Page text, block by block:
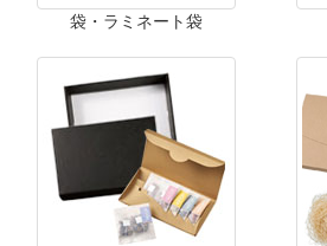
袋・ラミネート袋